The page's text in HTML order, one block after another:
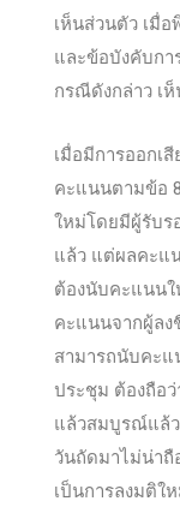
เห็นส่วนตัว เมื่
และข้อบังคับกา
กรณีดังกล่าว เห็
เมื่อมีการออกเ
คะแนนตามข้อ
ใหม่โดยมีผู้รับร
แล้ว แต่ผลคะแ
ต้องนับคะแนน
คะแนนจากผู้ล
สามารถนับคะแ
ประชุม ต้องถือ
แล้วสมบูรณ์แล้ว
วันถัดมาไม่น่าถื
เป็นการลงมติใ